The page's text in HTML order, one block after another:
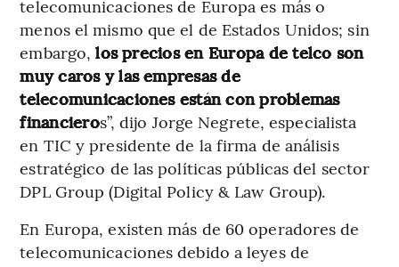
telecomunicaciones de Europa es más o
menos el mismo que el de Estados Unidos; sin
embargo,los precios en Europa de telco son
muy caros y las empresas de
telecomunicaciones están con problemas
financieros”, dijo Jorge Negrete, especialista
en TIC y presidente de la firma de análisis
estratégico de las políticas públicas del sector
DPL Group (Digital Policy & Law Group).
En Europa, existen más de 60 operadores de
telecomunicaciones debido a leyes de